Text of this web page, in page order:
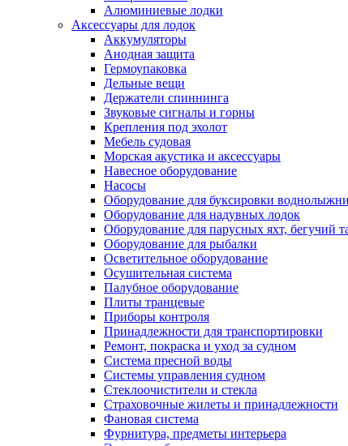
Алюминиевые лодки
Аксессуары для лодок
Аккумуляторы
Анодная защита
Гермоупаковка
Дельные вещи
Держатели спиннинга
Звуковые сигналы и горны
Крепления под эхолот
Мебель судовая
Морская акустика и аксессуары
Навесное оборудование
Насосы
Оборудование для буксировки
Оборудование для надувных лодок
Оборудование для парусных яхт, бегучий
Оборудование для рыбалки
Осветительное оборудование
Осушительная система
Палубное оборудование
Плиты транцевые
Приборы контроля
Принадлежности для транспортировки
Ремонт, покраска и уход за судном
Система пресной воды
Системы управления судном
Стеклоочистители и стекла
Страховочные жилеты и принадлежности
Фановая система
Фурнитура, предметы интерьера